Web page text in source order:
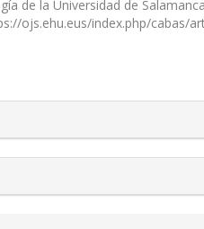
de la Universidad de
ojs.ehu.eus/index.php/cabas/